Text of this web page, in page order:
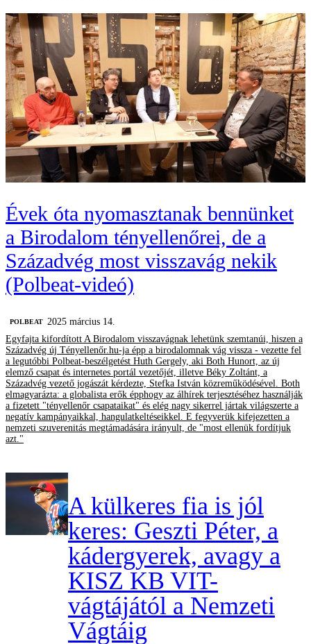
Évek óta nyomasztanak bennünket
a Birodalom tényellenőrei, de a
Századvég most visszavág nekik
(Polbeat-videó)
‎POLBEAT 2025 március 14.
Egyfajta kifordított A Birodalom visszavágnak lehetünk szemtanúi, hiszen a
Századvég új Tényellenőr.hu-ja épp a birodalomnak vág vissza - vezette fel
a legutóbbi Polbeat-beszélgetést Huth Gergely, aki Both Hunort, az új
elemző csapat és internetes portál vezetőjét, illetve Béky Zoltánt, a
Századvég vezető jogászát kérdezte, Stefka István közreműködésével. Both
elmagyarázta: a globalista erők épphogy az álhírek terjesztéséhez használják
a fizetett "tényellenőr csapataikat" és elég nagy sikerrel jártak világszerte a
negatív kampányaikkal, hangulatkeltéseikkel. E fegyverük kifejezetten a
nemzeti szuverenitás megtámadására irányult, de "most ellenük fordítjuk
azt."
A külkeres fia is jól
keres: Geszti Péter, a
kádergyerek, avagy a
KISZ KB VIT-
vágtájától a Nemzeti
Vágtáig